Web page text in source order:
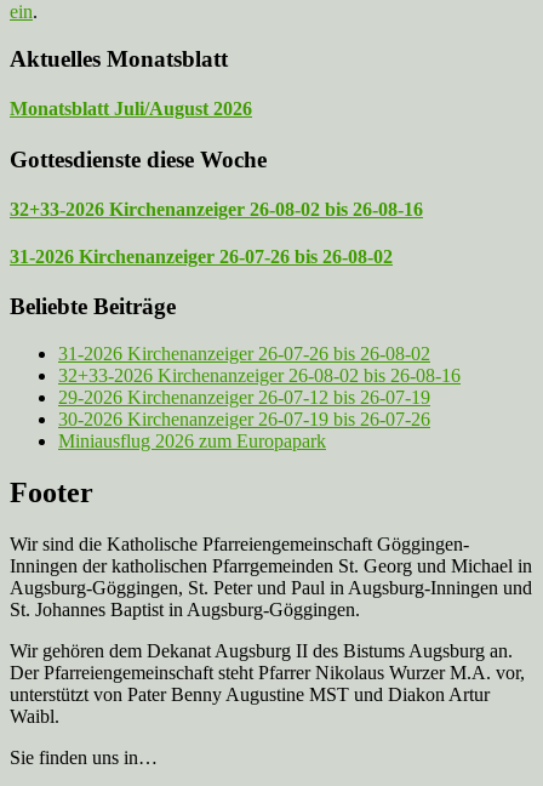
ein.
Aktuelles Monatsblatt
Monatsblatt Juli/August 2026
Gottesdienste diese Woche
32+33-2026 Kirchenanzeiger 26-08-02 bis 26-08-16
31-2026 Kirchenanzeiger 26-07-26 bis 26-08-02
Beliebte Beiträge
31-2026 Kirchenanzeiger 26-07-26 bis 26-08-02
32+33-2026 Kirchenanzeiger 26-08-02 bis 26-08-16
29-2026 Kirchenanzeiger 26-07-12 bis 26-07-19
30-2026 Kirchenanzeiger 26-07-19 bis 26-07-26
Miniausflug 2026 zum Europapark
Footer
Wir sind die Katholische Pfarreien­gemeinschaft Göggingen-
Inningen der katholischen Pfarrgemeinden St. Georg und Michael in
Augsburg-Göggingen, St. Peter und Paul in Augsburg-Inningen und
St. Johannes Baptist in Augsburg-Göggingen.
Wir gehören dem Dekanat Augsburg II des Bistums Augsburg an.
Der Pfarreien­gemeinschaft steht Pfarrer Nikolaus Wurzer M.A. vor,
unterstützt von Pater Benny Augustine MST und Diakon Artur
Waibl.
Sie finden uns in…